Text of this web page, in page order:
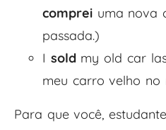
comprei uma nova
passada.)
I sold my old car
meu carro velho no
Para que você,